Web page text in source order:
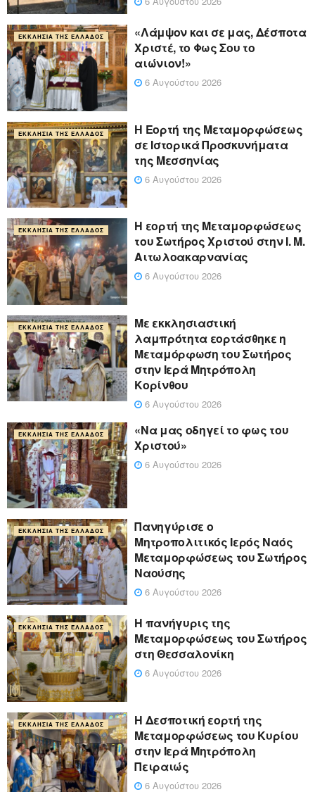
ΕΚΚΛΗΣΊΑ ΤΗΣ ΕΛΛΆΔΟΣ
«Λάμψον και σε μας, Δέσποτα
Χριστέ, το Φως Σου το
αιώνιον!»
6 Αυγούστου 2026
ΕΚΚΛΗΣΊΑ ΤΗΣ ΕΛΛΆΔΟΣ
Η Εορτή της Μεταμορφώσεως
σε Ιστορικά Προσκυνήματα
της Μεσσηνίας
6 Αυγούστου 2026
ΕΚΚΛΗΣΊΑ ΤΗΣ ΕΛΛΆΔΟΣ
Η εορτή της Μεταμορφώσεως
του Σωτήρος Χριστού στην Ι. Μ.
Αιτωλοακαρνανίας
6 Αυγούστου 2026
ΕΚΚΛΗΣΊΑ ΤΗΣ ΕΛΛΆΔΟΣ
Με εκκλησιαστική
λαμπρότητα εορτάσθηκε η
Μεταμόρφωση του Σωτήρος
στην Ιερά Μητρόπολη
Κορίνθου
6 Αυγούστου 2026
ΕΚΚΛΗΣΊΑ ΤΗΣ ΕΛΛΆΔΟΣ
«Να μας οδηγεί το φως του
Χριστού»
6 Αυγούστου 2026
ΕΚΚΛΗΣΊΑ ΤΗΣ ΕΛΛΆΔΟΣ
Πανηγύρισε ο
Μητροπολιτικός Ιερός Ναός
Μεταμορφώσεως του Σωτήρος
Ναούσης
6 Αυγούστου 2026
ΕΚΚΛΗΣΊΑ ΤΗΣ ΕΛΛΆΔΟΣ
Η πανήγυρις της
Μεταμορφώσεως του Σωτήρος
στη Θεσσαλονίκη
6 Αυγούστου 2026
ΕΚΚΛΗΣΊΑ ΤΗΣ ΕΛΛΆΔΟΣ
Η Δεσποτική εορτή της
Μεταμορφώσεως του Κυρίου
στην Ιερά Μητρόπολη
Πειραιώς
6 Αυγούστου 2026